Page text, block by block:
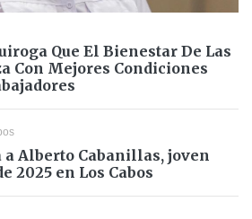
Que El Bienestar De Las
Con Mejores Condiciones
Alberto Cabanillas, joven
2025 en Los Cabos